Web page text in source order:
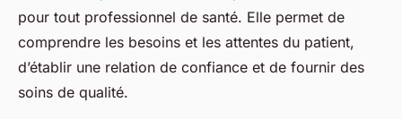
pour tout professionnel de santé. Elle permet de
comprendre les besoins et les attentes du patient,
d’établir une relation de confiance et de fournir des
soins de qualité.